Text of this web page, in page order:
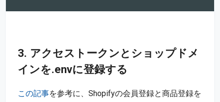
3. アクセストークンとショップドメ
インを.envに登録する
この記事を参考に、Shopifyの会員登録と商品登録を